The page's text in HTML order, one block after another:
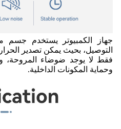
جهاز الكمبيوتر يستخدم جسم
التوصيل، بحيث يمكن تصدير
فقط لا يوجد ضوضاء المروحة،
وحماية المكونات الداخلية.